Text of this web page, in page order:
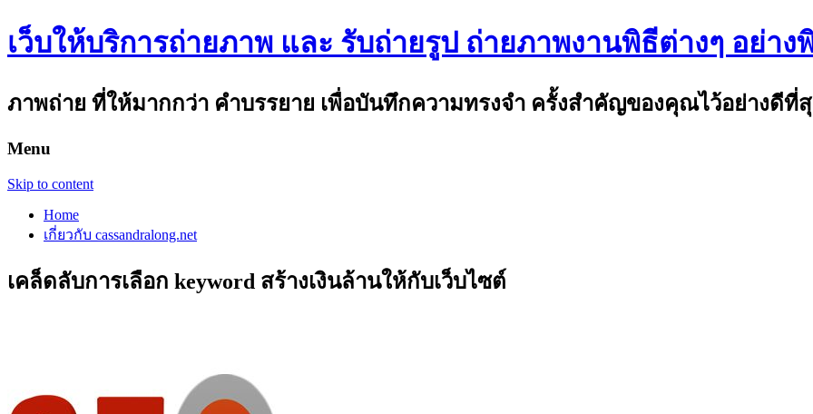
เว็บให้บริการถ่ายภาพ และ รับถ่ายรูป ถ่ายภาพงานพิธีต่างๆ อย่าง
ภาพถ่าย ที่ให้มากกว่า คำบรรยาย เพื่อบันทึกความทรงจำ ครั้งสำคัญของคุณไว้อย่างดีที่
Menu
Skip to content
Home
เกี่ยวกับ cassandralong.net
เคล็ดลับการเลือก keyword สร้างเงินล้านให้กับเว็บไซต์